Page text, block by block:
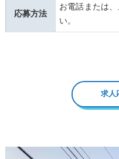
応募方法
お電話または
い。
求人